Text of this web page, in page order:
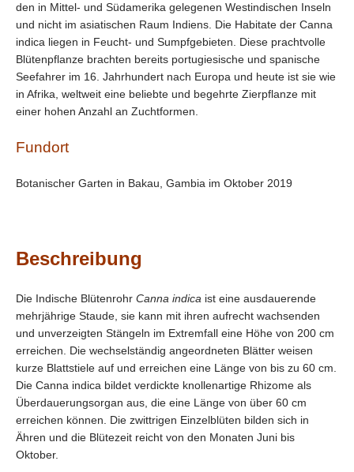
den in Mittel- und Südamerika gelegenen Westindischen Inseln
und nicht im asiatischen Raum Indiens. Die Habitate der Canna
indica liegen in Feucht- und Sumpfgebieten. Diese prachtvolle
Blütenpflanze brachten bereits portugiesische und spanische
Seefahrer im 16. Jahrhundert nach Europa und heute ist sie wie
in Afrika, weltweit eine beliebte und begehrte Zierpflanze mit
einer hohen Anzahl an Zuchtformen.
Fundort
Botanischer Garten in Bakau, Gambia im Oktober 2019
Beschreibung
Die Indische Blütenrohr Canna indica ist eine ausdauerende
mehrjährige Staude, sie kann mit ihren aufrecht wachsenden
und unverzeigten Stängeln im Extremfall eine Höhe von 200 cm
erreichen. Die wechselständig angeordneten Blätter weisen
kurze Blattstiele auf und erreichen eine Länge von bis zu 60 cm.
Die Canna indica bildet verdickte knollenartige Rhizome als
Überdauerungsorgan aus, die eine Länge von über 60 cm
erreichen können. Die zwittrigen Einzelblüten bilden sich in
Ähren und die Blütezeit reicht von den Monaten Juni bis
Oktober.